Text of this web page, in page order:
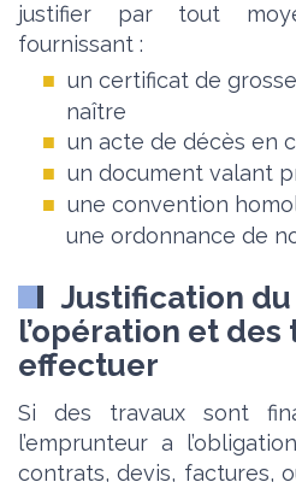
justifier par tout
fournissant :
un certificat de
naître
un acte de décès en
un document valant
une convention
une ordonnance de
Justification
l’opération et des
effectuer
Si des travaux sont
l’emprunteur a
contrats, devis, factures,